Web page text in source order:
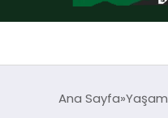
Ana Sayfa Yaşam